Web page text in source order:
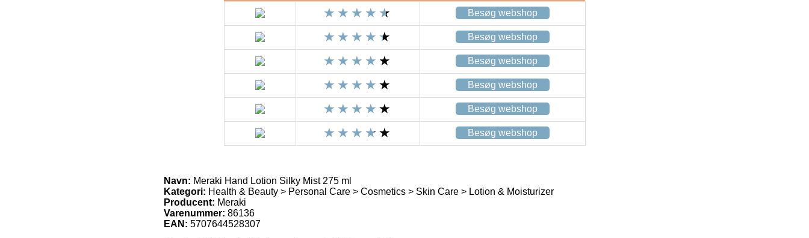
Besøg webshop
Besøg webshop
Besøg webshop
Besøg webshop
Besøg webshop
Besøg webshop
Navn: Meraki Hand Lotion Silky Mist 275 ml
Kategori: Health & Beauty > Personal Care > Cosmetics > Skin Care > Lotion & Moisturizer
Producent: Meraki
Varenummer: 86136
EAN: 5707644528307